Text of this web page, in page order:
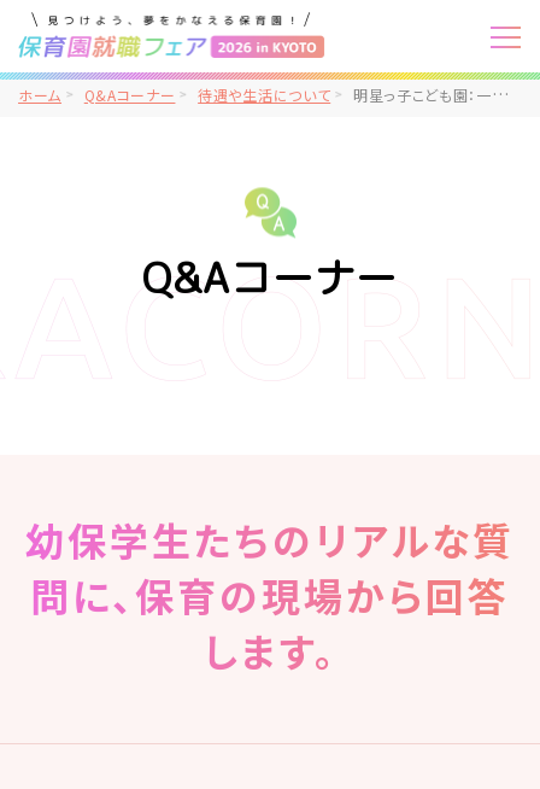
ホーム Q&Aコーナー 待遇や生活について 明星っ子こども園：一人暮らしして行けるくらいの給料はありますか?
Q&Aコーナー
幼保学生たちのリアルな質
問に、保育の現場から回答
します。